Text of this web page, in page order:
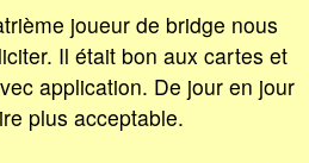
joueur de bridge nous
Il était bon aux cartes et
application. De jour en jour
plus acceptable.